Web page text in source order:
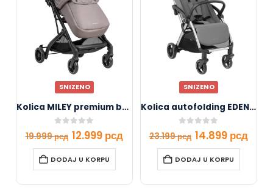
SNIZENO
Kolica MILEY premium beige
out of 5
19.999рсд 12.999 рсд
DODAJ U KORPU
SNIZENO
Kolica autofolding EDEN grey
out of 5
23.199рсд 14.899 рсд
DODAJ U KORPU